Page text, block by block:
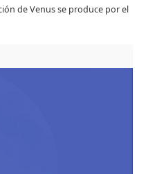
de Venus se produce por el